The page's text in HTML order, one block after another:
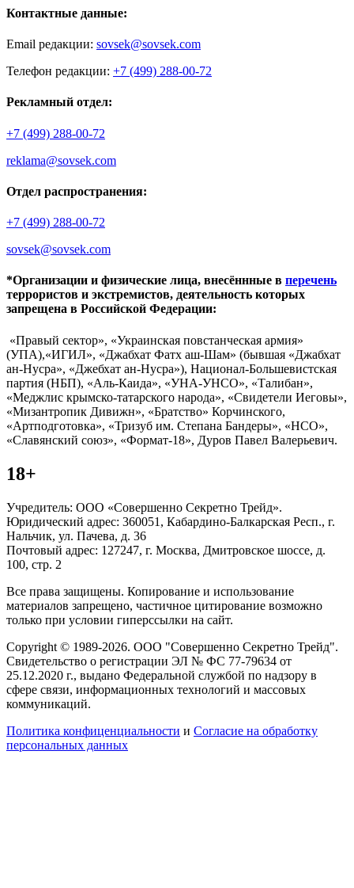
Контактные данные:
Email редакции: sovsek@sovsek.com
Телефон редакции: +7 (499) 288-00-72
Рекламный отдел:
+7 (499) 288-00-72
reklama@sovsek.com
Отдел распространения:
+7 (499) 288-00-72
sovsek@sovsek.com
*Организации и физические лица, внесённные в перечень
террористов и экстремистов, деятельность которых
запрещена в Российской Федерации:
«Правый сектор», «Украинская повстанческая армия»
(УПА),«ИГИЛ», «Джабхат Фатх аш-Шам» (бывшая «Джабхат
ан-Нусра», «Джебхат ан-Нусра»), Национал-Большевистская
партия (НБП), «Аль-Каида», «УНА-УНСО», «Талибан»,
«Меджлис крымско-татарского народа», «Свидетели Иеговы»,
«Мизантропик Дивижн», «Братство» Корчинского,
«Артподготовка», «Тризуб им. Степана Бандеры», «НСО»,
«Славянский союз», «Формат-18», Дуров Павел Валерьевич.
18+
Учредитель: ООО «Совершенно Секретно Трейд».
Юридический адрес: 360051, Кабардино-Балкарская Респ., г.
Нальчик, ул. Пачева, д. 36
Почтовый адрес: 127247, г. Москва, Дмитровское шоссе, д.
100, стр. 2
Все права защищены. Копирование и использование
материалов запрещено, частичное цитирование возможно
только при условии гиперссылки на сайт.
Copyright © 1989-2026. ООО "Совершенно Секретно Трейд".
Свидетельство о регистрации ЭЛ № ФС 77-79634 от
25.12.2020 г., выдано Федеральной службой по надзору в
сфере связи, информационных технологий и массовых
коммуникаций.
Политика конфиценциальности и Согласие на обработку
персональных данных